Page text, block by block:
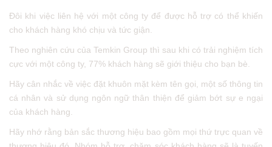
Đôi khi việc liên hệ với một công ty để được hỗ trợ có thể khiến
cho khách hàng khó chịu và tức giận.
Theo nghiên cứu của Temkin Group thì sau khi có trải nghiệm tích
cực với một công ty, 77% khách hàng sẽ giới thiệu cho bạn bè.
Hãy cân nhắc về việc đặt khuôn mặt kèm tên gọi, một số thông tin
cá nhân và sử dụng ngôn ngữ thân thiện để giảm bớt sự e ngại
của khách hàng.
Hãy nhớ rằng bản sắc thương hiệu bao gồm mọi thứ trực quan về